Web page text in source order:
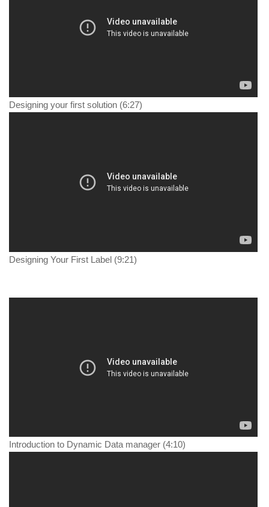
Designing your first solution (6:27)
Designing Your First Label (9:21)
Introduction to Dynamic Data manager (4:10)